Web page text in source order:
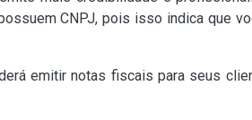
CNPJ, pois isso indica que
emitir notas fiscais para seus